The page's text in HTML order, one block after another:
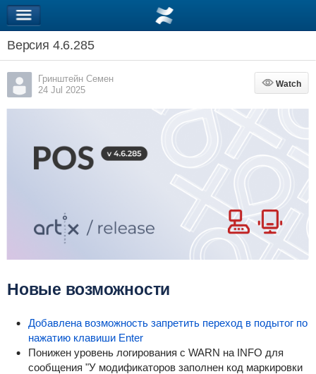
Версия 4.6.285
Гринштейн Семен
24 Jul 2025
Watch
Watch
Новые возможности
Добавлена возможность запретить переход в подытог по
нажатию клавиши Enter
Понижен уровень логирования с WARN на INFO для
сообщения "У модификаторов заполнен код маркировки